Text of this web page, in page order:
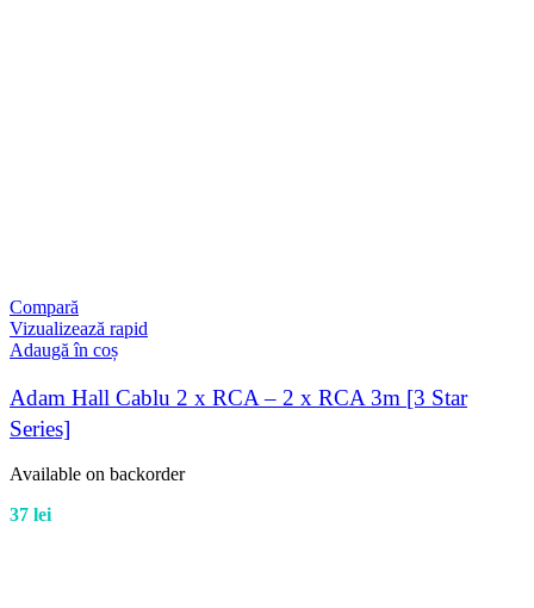
Compară
Vizualizează rapid
Adaugă în coș
Adam Hall Cablu 2 x RCA – 2 x RCA 3m [3 Star
Series]
Available on backorder
37 lei